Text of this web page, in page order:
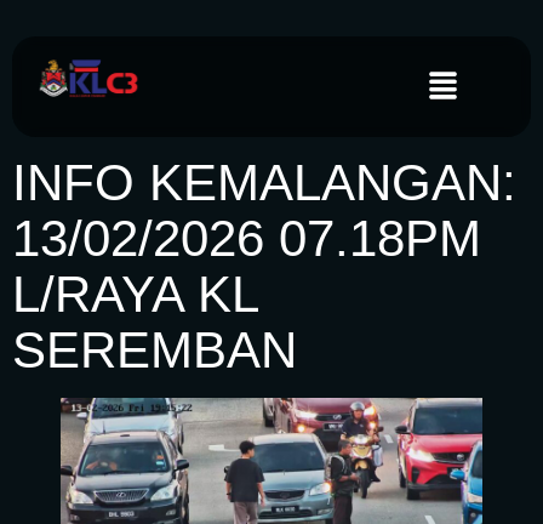
INFO KEMALANGAN:
13/02/2026 07.18PM
L/RAYA KL
SEREMBAN